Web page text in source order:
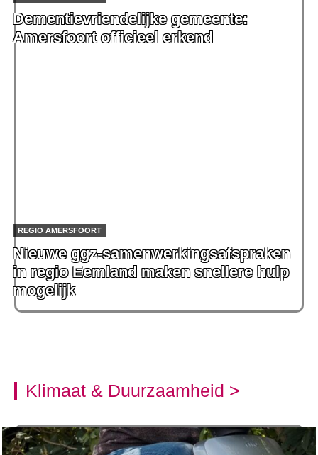
Dementievriendelijke gemeente:
Amersfoort officieel erkend
REGIO AMERSFOORT
Nieuwe ggz-samenwerkingsafspraken
in regio Eemland maken snellere hulp
mogelijk
Klimaat & Duurzaamheid >